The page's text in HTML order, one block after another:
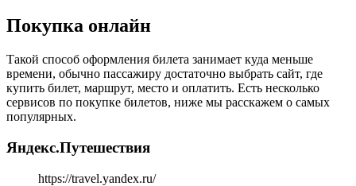
Покупка онлайн
Такой способ оформления билета занимает куда меньше
времени, обычно пассажиру достаточно выбрать сайт, где
купить билет, маршрут, место и оплатить. Есть несколько
сервисов по покупке билетов, ниже мы расскажем о самых
популярных.
Яндекс.Путешествия
https://travel.yandex.ru/